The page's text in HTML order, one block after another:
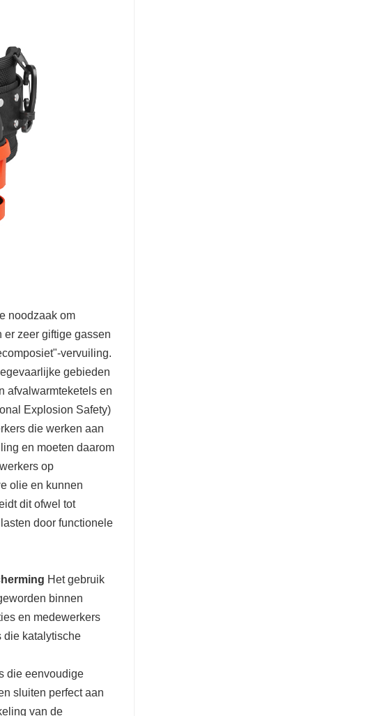
noodzaak om
er zeer giftige gassen
vervuiling.
gebieden
afvalwarmteketels en
Explosion Safety)
die werken aan
en moeten daarom
op
olie en kunnen
dit ofwel tot
door functionele
Het gebruik
binnen
en medewerkers
die katalytische
die eenvoudige
sluiten perfect aan
van de